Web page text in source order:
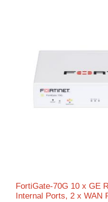
FortiGate-70G 10 x GE
Internal Ports, 2 x WAN